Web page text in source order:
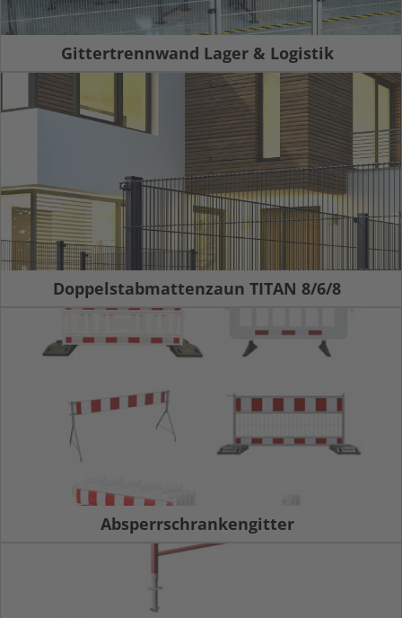
Gittertrennwand Lager & Logistik
Doppelstabmattenzaun TITAN 8/6/8
Absperrschrankengitter